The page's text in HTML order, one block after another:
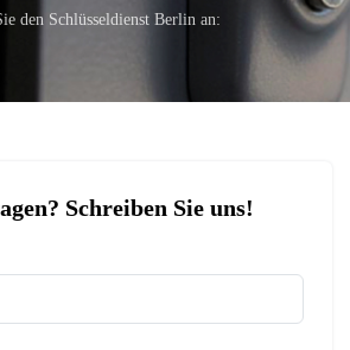
den Schlüsseldienst Berlin an:
Schreiben Sie uns!